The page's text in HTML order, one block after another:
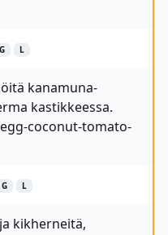
G L
kanamuna-
kastikkeessa.
coconut-tomato-
G L
kikherneitä,